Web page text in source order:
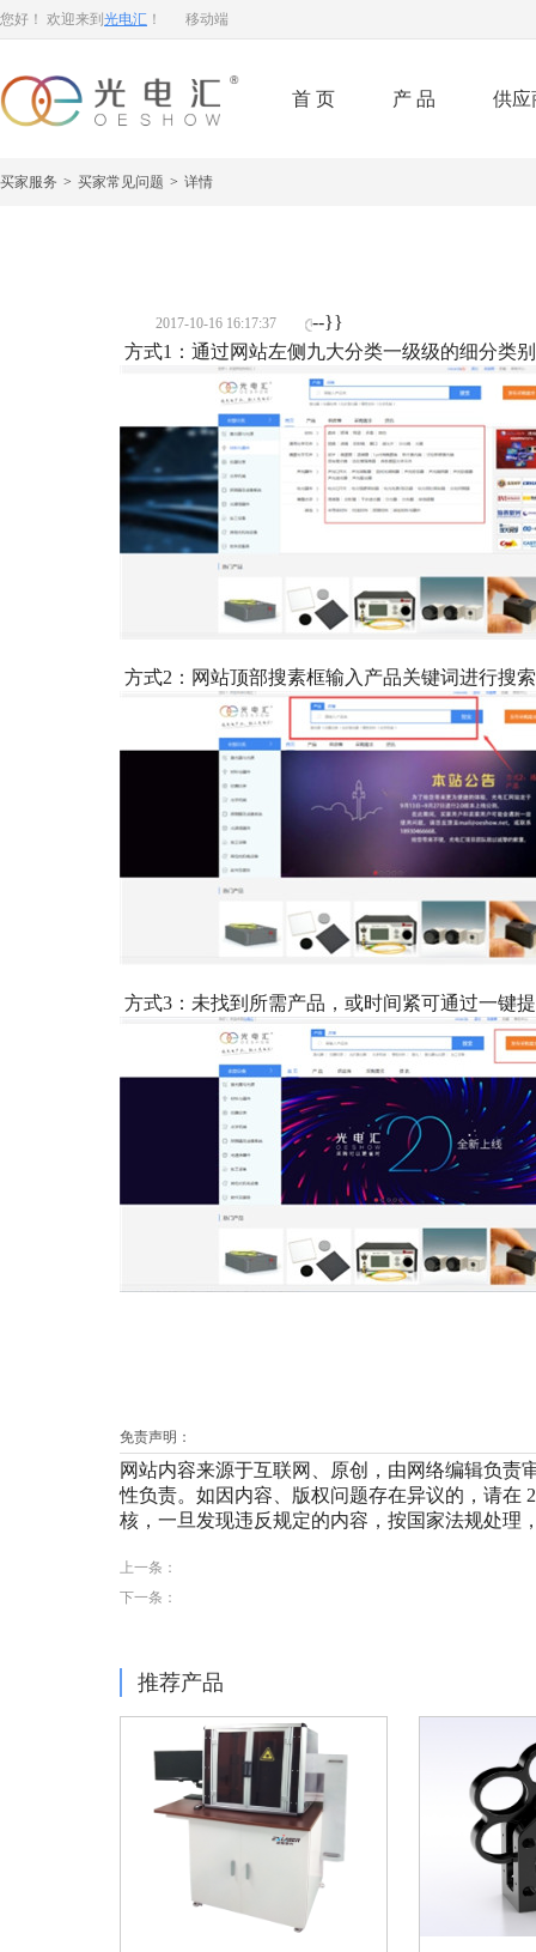
您好！ 欢迎来到 光电汇 ！ 移动端
首页 产品 供应
买家服务 > 买家常见问题 > 详情
2017-10-16 16:17:37
--}}
方式1：通过网站左侧九大分类一级级的细分类
方式2：网站顶部搜素框输入产品关键词进行搜
方式3：未找到所需产品，或时间紧可通过一键
免责声明：
网站内容来源于互联网、原创，由网络编辑负
性负责。如因内容、版权问题存在异议的，请在
核，一旦发现违反规定的内容，按国家法规处理
上一条：
下一条：
推荐产品